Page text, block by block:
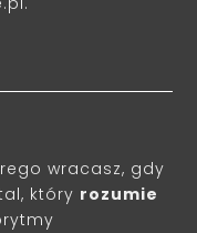
wracasz, gdy
który rozumie